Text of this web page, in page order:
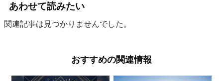
あわせて読みたい
関連記事は見つかりませんでした。
おすすめの関連情報